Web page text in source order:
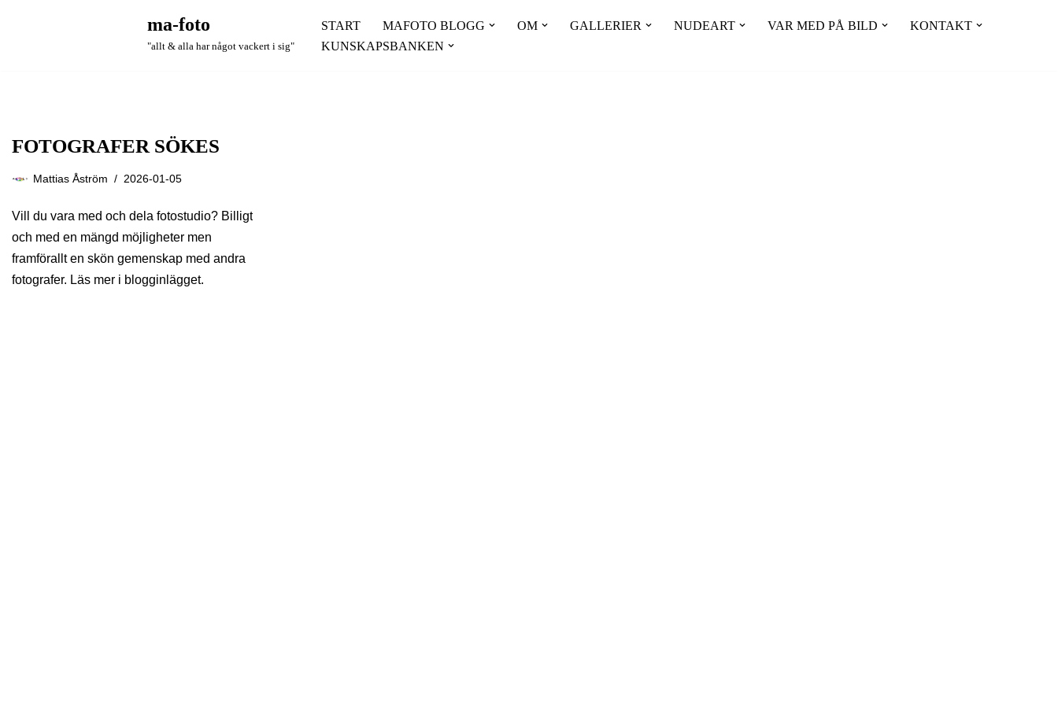
ma-foto
"allt & alla har något vackert i sig"
START MAFOTO BLOGG OM GALLERIER NUDEART VAR MED PÅ BILD
KONTAKT
KUNSKAPSBANKEN
FOTOGRAFER SÖKES
Mattias Åström 2026-01-05
Vill du vara med och dela fotostudio? Billigt
och med en mängd möjligheter men
framförallt en skön gemenskap med andra
fotografer. Läs mer i blogginlägget.